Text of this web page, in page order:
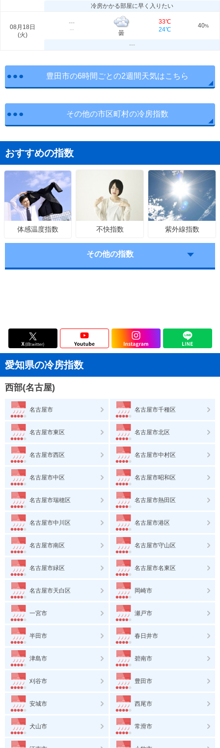
冷房かかる部屋に早く入りたい
08月18日
(火)
---
---
曇
33℃
24℃
40%
---
豊田市の6時間ごとの2週間天気はこちら
その他の市区町村の冷房指数
おすすめの指数
体感温度指数 不快指数 紫外線指数
その他の指数
愛知県の冷房指数
西部(名古屋)
名古屋市 名古屋市千種区
名古屋市東区 名古屋市北区
名古屋市西区 名古屋市中村区
名古屋市中区 名古屋市昭和区
名古屋市瑞穂区 名古屋市熱田区
名古屋市中川区 名古屋市港区
名古屋市南区 名古屋市守山区
名古屋市緑区 名古屋市名東区
名古屋市天白区 岡崎市
一宮市 瀬戸市
半田市 春日井市
津島市 碧南市
刈谷市 豊田市
安城市 西尾市
犬山市 常滑市